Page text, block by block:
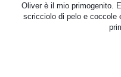
Oliver è il mio primogenito.
scricciolo di pelo e coccole